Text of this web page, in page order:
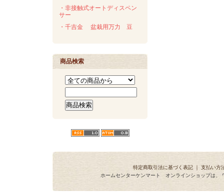
・非接触式オートディスペン
サー
・千吉金 盆栽用万力 豆
商品検索
特定商取引法に基づく表記 ｜ 支払い方
ホームセンターケンマート オンラインショップは、